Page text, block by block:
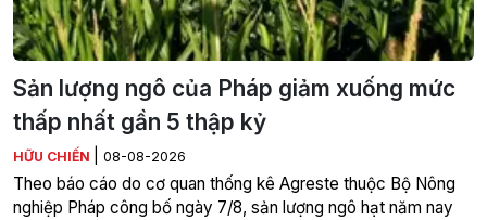
Sản lượng ngô của Pháp giảm xuống mức
thấp nhất gần 5 thập kỷ
HỮU CHIẾN 08-08-2026
Theo báo cáo do cơ quan thống kê Agreste thuộc Bộ Nông
nghiệp Pháp công bố ngày 7/8, sản lượng ngô hạt năm nay